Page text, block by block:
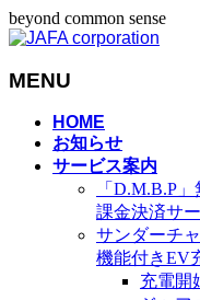
beyond common sense
MENU
HOME
お知らせ
サービス案内
「D.M.B.P
課金決済サ
サンダーチ
機能付きEV
充電開